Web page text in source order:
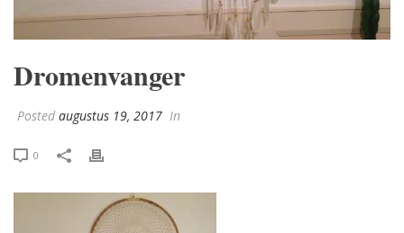
Dromenvanger
Posted augustus 19, 2017 In
0